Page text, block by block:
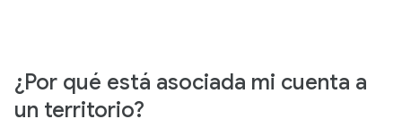
¿Por qué está asociada mi cuenta a
un territorio?